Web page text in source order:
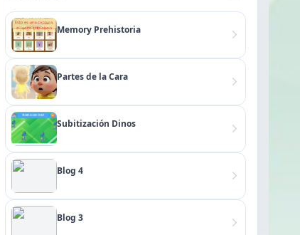
Memory Prehistoria
Partes de la Cara
Subitización Dinos
Blog 4
Blog 3